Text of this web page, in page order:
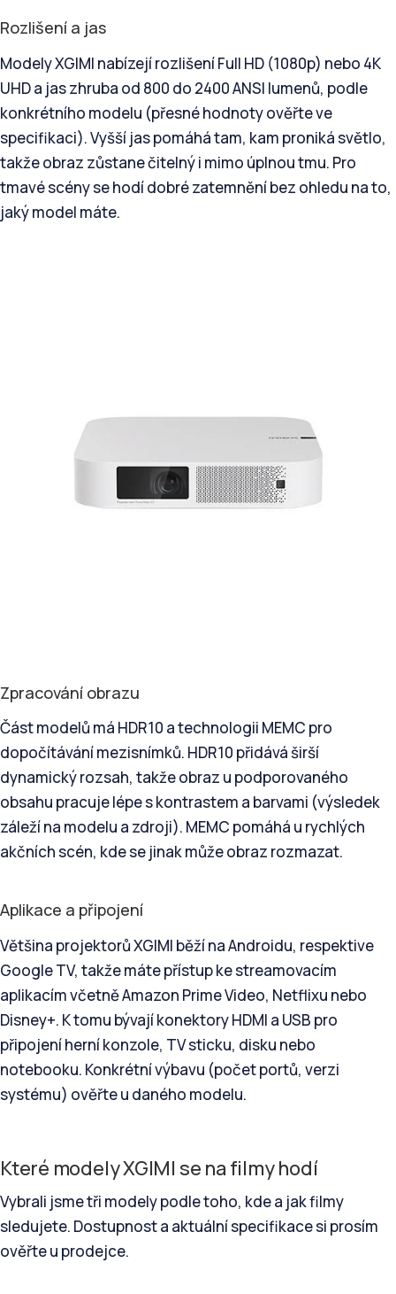
Rozlišení a jas
Modely XGIMI nabízejí rozlišení Full HD (1080p) nebo 4K
UHD a jas zhruba od 800 do 2400 ANSI lumenů, podle
konkrétního modelu (přesné hodnoty ověřte ve
specifikaci). Vyšší jas pomáhá tam, kam proniká světlo,
takže obraz zůstane čitelný i mimo úplnou tmu. Pro
tmavé scény se hodí dobré zatemnění bez ohledu na to,
jaký model máte.
Zpracování obrazu
Část modelů má HDR10 a technologii MEMC pro
dopočítávání mezisnímků. HDR10 přidává širší
dynamický rozsah, takže obraz u podporovaného
obsahu pracuje lépe s kontrastem a barvami (výsledek
záleží na modelu a zdroji). MEMC pomáhá u rychlých
akčních scén, kde se jinak může obraz rozmazat.
Aplikace a připojení
Většina projektorů XGIMI běží na Androidu, respektive
Google TV, takže máte přístup ke streamovacím
aplikacím včetně Amazon Prime Video, Netflixu nebo
Disney+. K tomu bývají konektory HDMI a USB pro
připojení herní konzole, TV sticku, disku nebo
notebooku. Konkrétní výbavu (počet portů, verzi
systému) ověřte u daného modelu.
Které modely XGIMI se na filmy hodí
Vybrali jsme tři modely podle toho, kde a jak filmy
sledujete. Dostupnost a aktuální specifikace si prosím
ověřte u prodejce.